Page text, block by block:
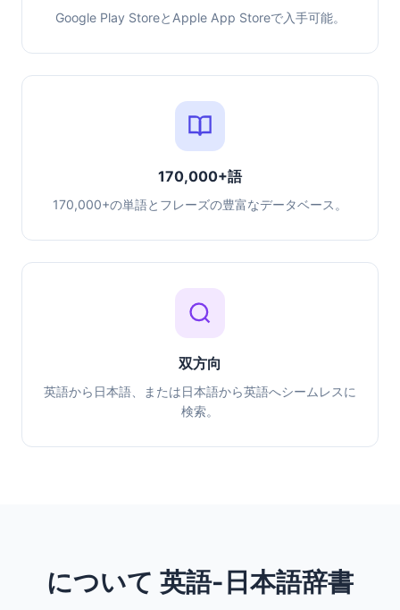
Google Play StoreとApple App Storeで入手可能。
170,000+語
170,000+の単語とフレーズの豊富なデータベース。
双方向
英語から日本語、または日本語から英語へシームレスに
検索。
について 英語-日本語辞書